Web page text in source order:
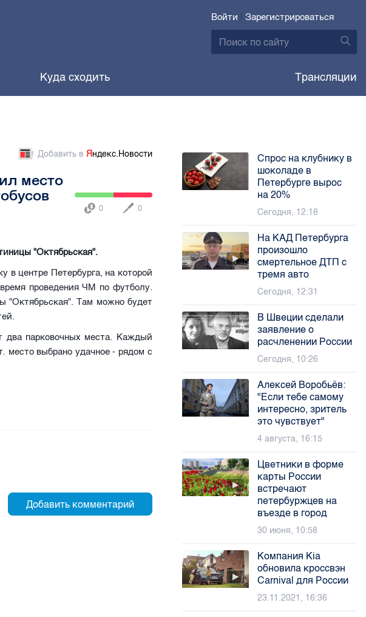
Войти | Зарегистрироваться
Куда сходить Трансляции
Добавить в Яндекс.Новости
место
0 0
"Октябрьская".
в центре Петербурга, на которой
проведения ЧМ по футболу.
"Октябрьская". Там можно будет
два парковочных места. Каждый
место выбрано удачное - рядом с
Спрос на клубнику в
шоколаде в
Петербурге вырос
на 20%
Сегодня, 12:18
На КАД Петербурга
произошло
смертельное ДТП с
тремя авто
Сегодня, 12:31
В Швеции сделали
заявление о
расчленении России
Сегодня, 10:26
Алексей Воробьёв:
"Если тебе самому
интересно, зритель
это чувствует"
4 августа, 16:15
Цветники в форме
карты России
встречают
петербуржцев на
въезде в город
30 июня, 10:58
Компания Kia
обновила кроссвэн
Carnival для России
23.11.2021, 16:36